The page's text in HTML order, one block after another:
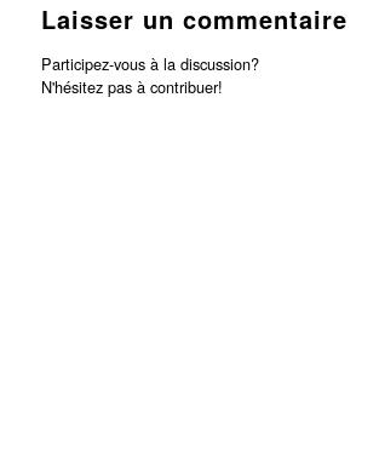
Laisser un commentaire
Participez-vous à la discussion?
N'hésitez pas à contribuer!